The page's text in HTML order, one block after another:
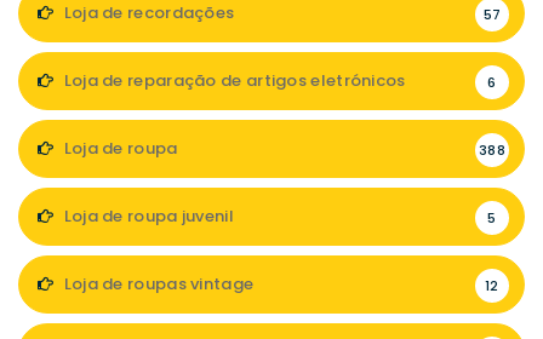
Loja de recordações 57
Loja de reparação de artigos eletrónicos 6
Loja de roupa 388
Loja de roupa juvenil 5
Loja de roupas vintage 12